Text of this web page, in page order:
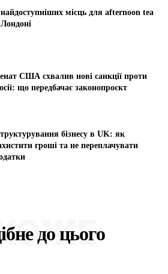
місць для afternoon tea
США схвалив нові санкції проти
що передбачає законопроєкт
бізнесу в UK: як
гроші та не переплачувати
до цього